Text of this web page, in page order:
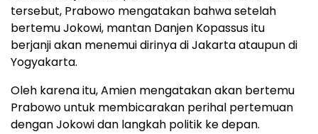
tersebut, Prabowo mengatakan bahwa setelah
bertemu Jokowi, mantan Danjen Kopassus itu
berjanji akan menemui dirinya di Jakarta ataupun di
Yogyakarta.
Oleh karena itu, Amien mengatakan akan bertemu
Prabowo untuk membicarakan perihal pertemuan
dengan Jokowi dan langkah politik ke depan.